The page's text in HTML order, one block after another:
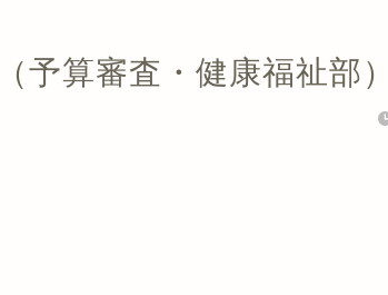
算審査・健康福祉部）